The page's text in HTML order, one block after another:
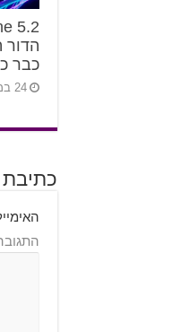
כבר
24 במרץ 2023